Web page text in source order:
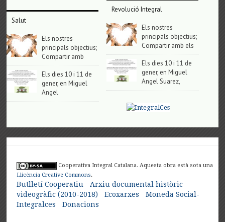
Salut
Els nostres
principals objectius;
Compartir amb
Els dies 10 i 11 de
gener, en Miguel
Angel
Revolució Integral
Els nostres
principals objectius;
Compartir amb els
Els dies 10 i 11 de
gener, en Miguel
Angel Suarez,
Cooperativa Integral Catalana. Aquesta obra està sota una
Llicència Creative Commons.
Butlletí Cooperatiu
Arxiu documental històric
videogràfic (2010-2018)
Ecoxarxes
Moneda Social-
Integralces
Donacions